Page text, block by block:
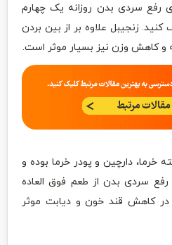
رفع سردی بدن روزانه یک چهارم
زنجیبل علاوه بر از بین بردن
و کاهش وزن نیز بسیار موثر است.
خرما، دارچین و پودر خرما بوده و
رفع سردی بدن از طعم فوق العاده
در کاهش قند خون و دیابت موثر